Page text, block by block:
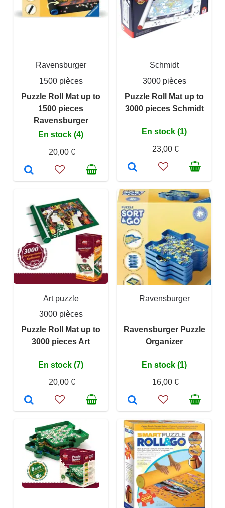
Ravensburger
1500 pièces
Puzzle Roll Mat up to
1500 pieces
Ravensburger
En stock (4)
20,00 €
Schmidt
3000 pièces
Puzzle Roll Mat up to
3000 pieces Schmidt
En stock (1)
23,00 €
Art puzzle
3000 pièces
Puzzle Roll Mat up to
3000 pieces Art
En stock (7)
20,00 €
Ravensburger
Ravensburger Puzzle
Organizer
En stock (1)
16,00 €